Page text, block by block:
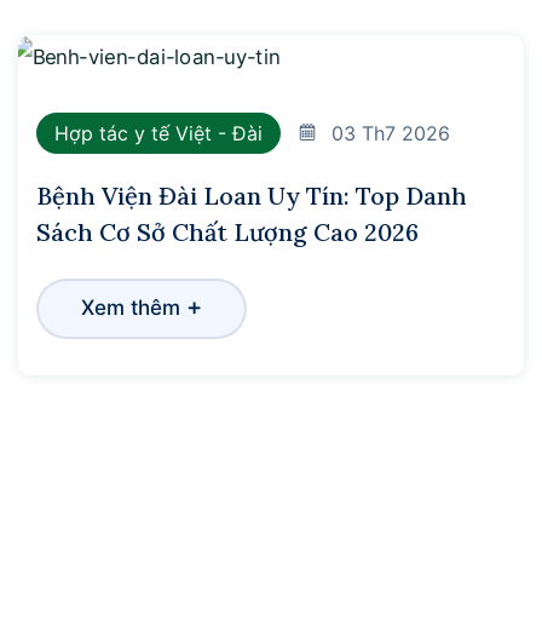
Hợp tác y tế Việt - Đài 03 Th7 2026
Bệnh Viện Đài Loan Uy Tín: Top Danh
Sách Cơ Sở Chất Lượng Cao 2026
Xem thêm +